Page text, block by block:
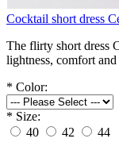
Cocktail short dress
The flirty short dress
lightness, comfort and
* Color:
* Size:
40
42
44